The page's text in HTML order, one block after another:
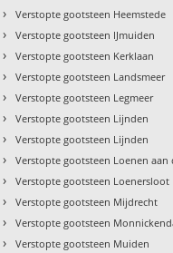
› Verstopte gootsteen Heemstede
› Verstopte gootsteen IJmuiden
› Verstopte gootsteen Kerklaan
› Verstopte gootsteen Landsmeer
› Verstopte gootsteen Legmeer
› Verstopte gootsteen Lijnden
› Verstopte gootsteen Lijnden
› Verstopte gootsteen Loenen aan
› Verstopte gootsteen Loenersloot
› Verstopte gootsteen Mijdrecht
› Verstopte gootsteen
› Verstopte gootsteen Muiden